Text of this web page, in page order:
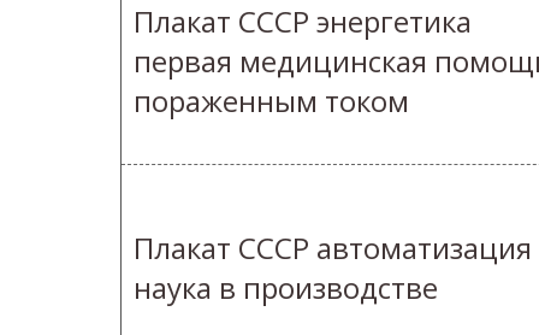
Плакат СССР энергетика
первая медицинская
пораженным током
Плакат СССР
наука в производстве